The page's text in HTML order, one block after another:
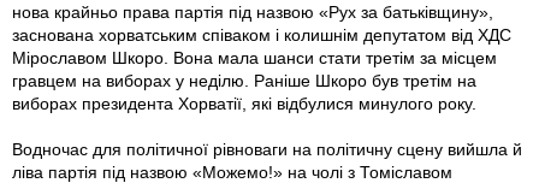
нова крайньо права партія під назвою «Рух за батьківщину»,
заснована хорватським співаком i колишнім депутатом від ХДС
Мірославом Шкоро. Вона мала шанси стати третім за місцем
гравцем на виборах у неділю. Раніше Шкоро був третім на
виборах президента Хорватії, які відбулися минулого року.
Водночас для політичної рівноваги на політичну сцену вийшла й
ліва партія під назвою «Можемо!» на чолі з Томіславом